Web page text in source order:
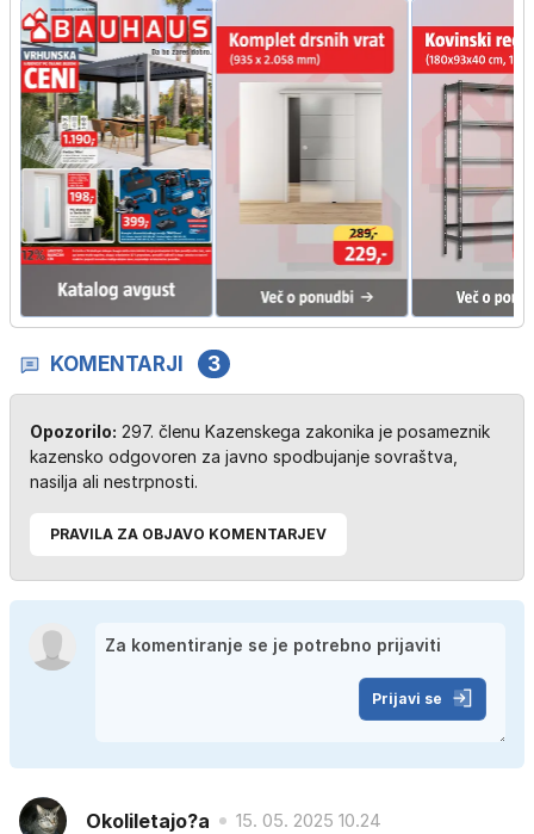
KOMENTARJI 3
Opozorilo: 297. členu Kazenskega zakonika je posameznik
kazensko odgovoren za javno spodbujanje sovraštva,
nasilja ali nestrpnosti.
PRAVILA ZA OBJAVO KOMENTARJEV
Prijavi se
Okoliletajo?a 15. 05. 2025 10.24